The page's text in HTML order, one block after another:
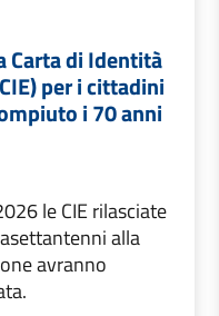
Carta di Identità
per i cittadini
i 70 anni
le CIE rilasciate
alla
avranno